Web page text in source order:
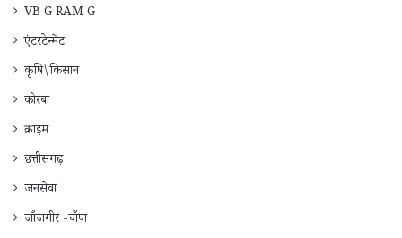
VB G RAM G
एंटरटेन्मेंट
कृषि\किसान
कोरबा
क्राइम
छत्तीसगढ़
जनसेवा
जाँजगीर -चाँपा